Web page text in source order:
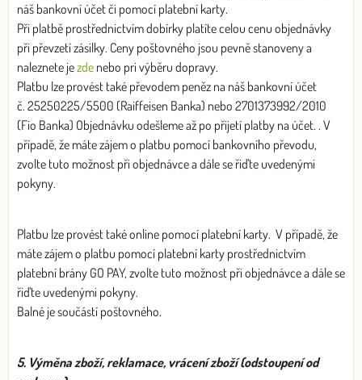
náš bankovní účet či pomocí platební karty.
Při platbě prostřednictvím dobírky platíte celou cenu objednávky
při převzetí zásilky. Ceny poštovného jsou pevně stanoveny a
naleznete jezde nebo pri výběru dopravy.
Platbu lze provést také převodem peněz na náš bankovní účet
č. 25250225/5500 (Raiffeisen Banka) nebo 2701373992/2010
(Fio Banka) Objednávku odešleme až po přijetí platby na účet. . V
případě, že máte zájem o platbu pomocí bankovního převodu,
zvolte tuto možnost při objednávce a dále se řiďte uvedenými
pokyny.
Platbu lze provést také online pomocí platební karty. V případě, že
máte zájem o platbu pomocí platební karty prostřednictvím
platební brány GO PAY, zvolte tuto možnost při objednávce a dále se
řiďte uvedenými pokyny.
Balné je součástí poštovného.
5. Výměna zboží, reklamace, vrácení zboží (odstoupení od